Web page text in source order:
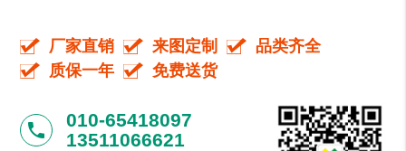
厂家直销 来图定制
品类齐全
质保一年
免费送货
phone
010-65418097
13511066621